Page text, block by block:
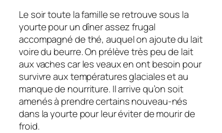
Le soir toute la famille se retrouve sous la
yourte pour un dîner assez frugal
accompagné de thé, auquel on ajoute du lait
voire du beurre. On prélève très peu de lait
aux vaches car les veaux en ont besoin pour
survivre aux températures glaciales et au
manque de nourriture. Il arrive qu’on soit
amenés à prendre certains nouveau-nés
dans la yourte pour leur éviter de mourir de
froid.